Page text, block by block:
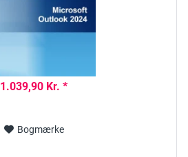
1.039,90 Kr. *
Bogmærke